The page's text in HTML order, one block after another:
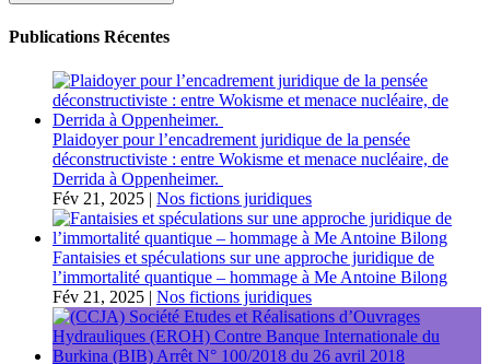
Publications Récentes
Plaidoyer pour l’encadrement juridique de la pensée
déconstructiviste : entre Wokisme et menace nucléaire, de
Derrida à Oppenheimer.
Fév 21, 2025 | Nos fictions juridiques
Fantaisies et spéculations sur une approche juridique de
l’immortalité quantique – hommage à Me Antoine Bilong
Fév 21, 2025 | Nos fictions juridiques